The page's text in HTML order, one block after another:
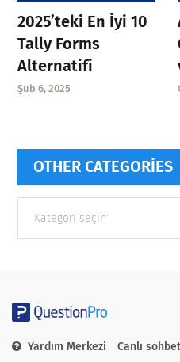
2025’teki En İyi 10
Tally Forms
Alternatifi
Şub 6, 2025
OTHER CATEGORIES
categories
Yardım Merkezi Canlı sohbet